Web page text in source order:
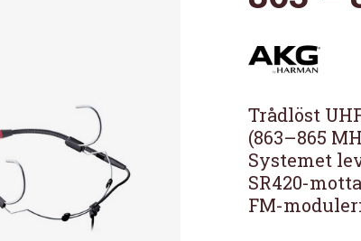
Trådlöst
(863–865
Systemet
SR420-
FM-